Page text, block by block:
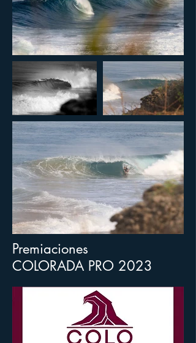
Premiaciones
COLORADA PRO 2023